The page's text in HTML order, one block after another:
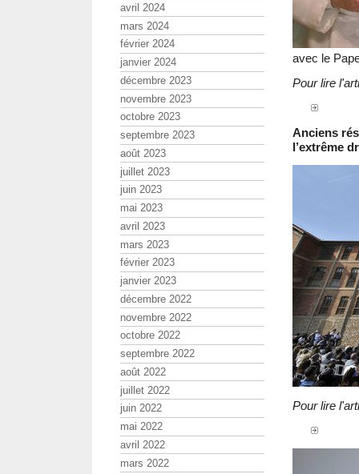
avec le
Pour lire
Anciens
l’extrême
Pour lire
avril 2024
mars 2024
février 2024
janvier 2024
décembre 2023
novembre 2023
octobre 2023
septembre 2023
août 2023
juillet 2023
juin 2023
mai 2023
avril 2023
mars 2023
février 2023
janvier 2023
décembre 2022
novembre 2022
octobre 2022
septembre 2022
août 2022
juillet 2022
juin 2022
mai 2022
avril 2022
mars 2022